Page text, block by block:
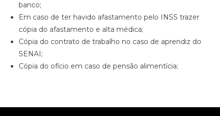
banco;
Em caso de ter havido afastamento pelo INSS trazer
cópia do afastamento e alta médica;
Cópia do contrato de trabalho no caso de aprendiz do
SENAI;
Cópia do ofício em caso de pensão alimentícia;